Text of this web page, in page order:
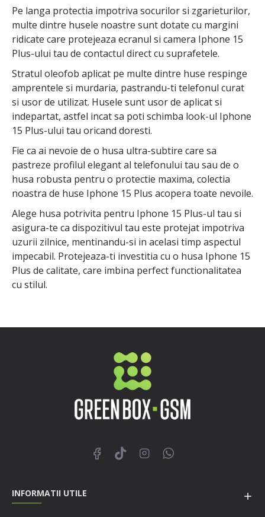
Pe langa protectia impotriva socurilor si zgarieturilor,
multe dintre husele noastre sunt dotate cu margini
ridicate care protejeaza ecranul si camera Iphone 15
Plus-ului tau de contactul direct cu suprafetele.
Stratul oleofob aplicat pe multe dintre huse respinge
amprentele si murdaria, pastrandu-ti telefonul curat
si usor de utilizat. Husele sunt usor de aplicat si
indepartat, astfel incat sa poti schimba look-ul Iphone
15 Plus-ului tau oricand doresti.
Fie ca ai nevoie de o husa ultra-subtire care sa
pastreze profilul elegant al telefonului tau sau de o
husa robusta pentru o protectie maxima, colectia
noastra de huse Iphone 15 Plus acopera toate nevoile.
Alege husa potrivita pentru Iphone 15 Plus-ul tau si
asigura-te ca dispozitivul tau este protejat impotriva
uzurii zilnice, mentinandu-si in acelasi timp aspectul
impecabil. Protejeaza-ti investitia cu o husa Iphone 15
Plus de calitate, care imbina perfect functionalitatea
cu stilul.
INFORMATII UTILE